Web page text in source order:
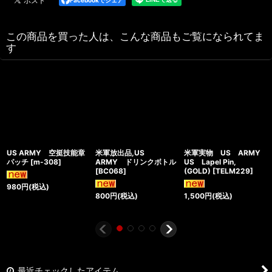
この商品を買った人は、こんな商品もご覧になられてま
す
US ARMY 空挺技能章
パッチ [m-308]
980円(税込)
米軍放出品,US
ARMY ドリンクボトル
[BC068]
800円(税込)
米軍実物 US ARMY
US Lapel Pin,
(GOLD) [TELM229]
1,500円(税込)